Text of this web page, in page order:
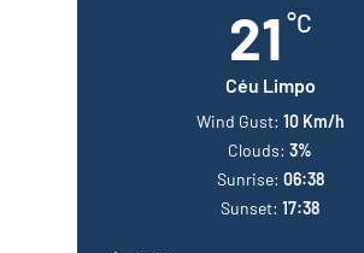
21 °C
Céu Limpo
Wind Gust: 10 Km/h
Clouds: 3%
Sunrise: 06:38
Sunset: 17:38